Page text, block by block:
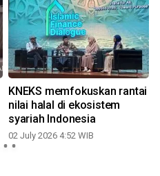
KNEKS memfokuskan rantai
nilai halal di ekosistem
syariah Indonesia
02 July 2026 4:52 WIB